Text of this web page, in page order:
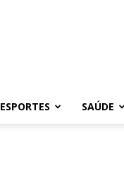
ESPORTES SAÚDE